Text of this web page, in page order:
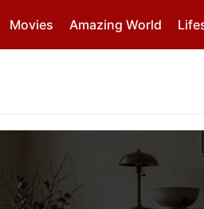
Movies Amazing World